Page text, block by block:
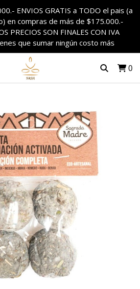
ENVIOS GRATIS a TODO el pais (a
en compras de más de $175.000.-
PRECIOS SON FINALES CON IVA
que sumar ningún costo más
0